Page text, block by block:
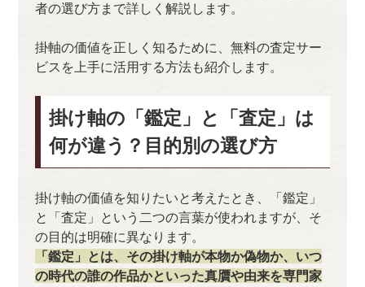
者の選び方まで詳しく解説します。
掛軸の価値を正しく知るために、無料の査定サー
ビスを上手に活用する方法も紹介します。
掛け軸の「鑑定」と「査定」は
何が違う？目的別の選び方
掛け軸の価値を知りたいと考えたとき、「鑑定」
と「査定」という二つの言葉が使われますが、そ
の目的は明確に異なります。
「鑑定」とは、その掛け軸が本物か偽物か、いつ
の時代の誰の作品かといった真贋や由来を専門家